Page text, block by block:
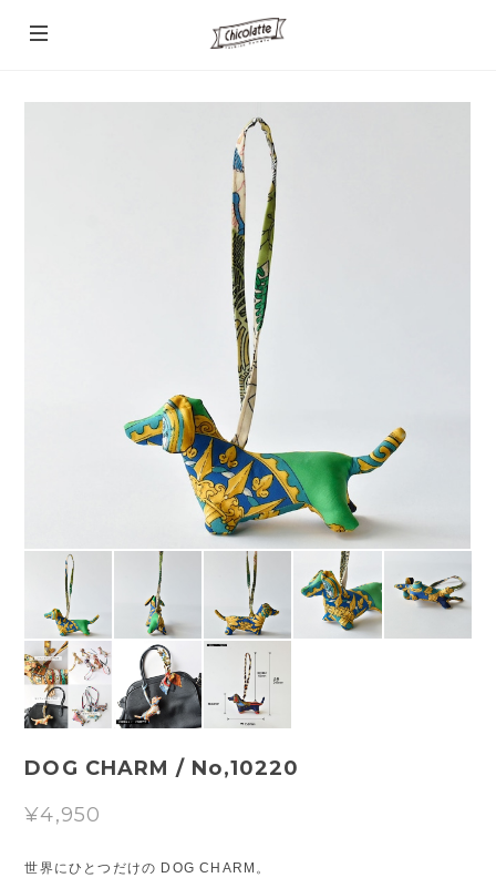
DOG CHARM / No,10220
¥4,950
世界にひとつだけの DOG CHARM。